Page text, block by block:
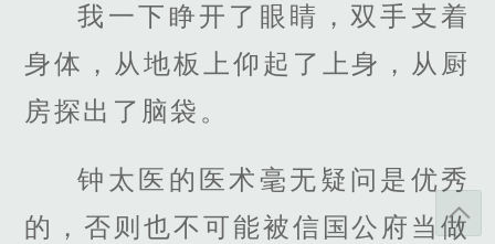
我一下睁开了眼睛，双手支着
身体，从地板上仰起了上身，从厨
房探出了脑袋。
钟太医的医术毫无疑问是优秀
的，否则也不可能被信国公府当做